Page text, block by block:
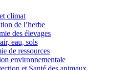
climat
de l’herbe
des élevages
eau, sols
de ressources
environnementale
et Santé des animaux